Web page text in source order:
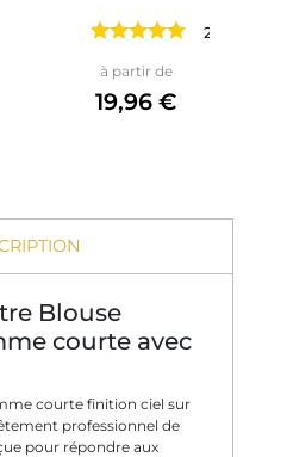
2 avis
à partir dePrix
19,96 €
Blouse
courte avec
courte finition ciel sur
professionnel de
pour répondre aux